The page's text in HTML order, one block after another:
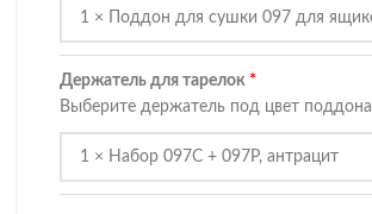
Держатель для тарелок
Выберите держатель под цвет поддона